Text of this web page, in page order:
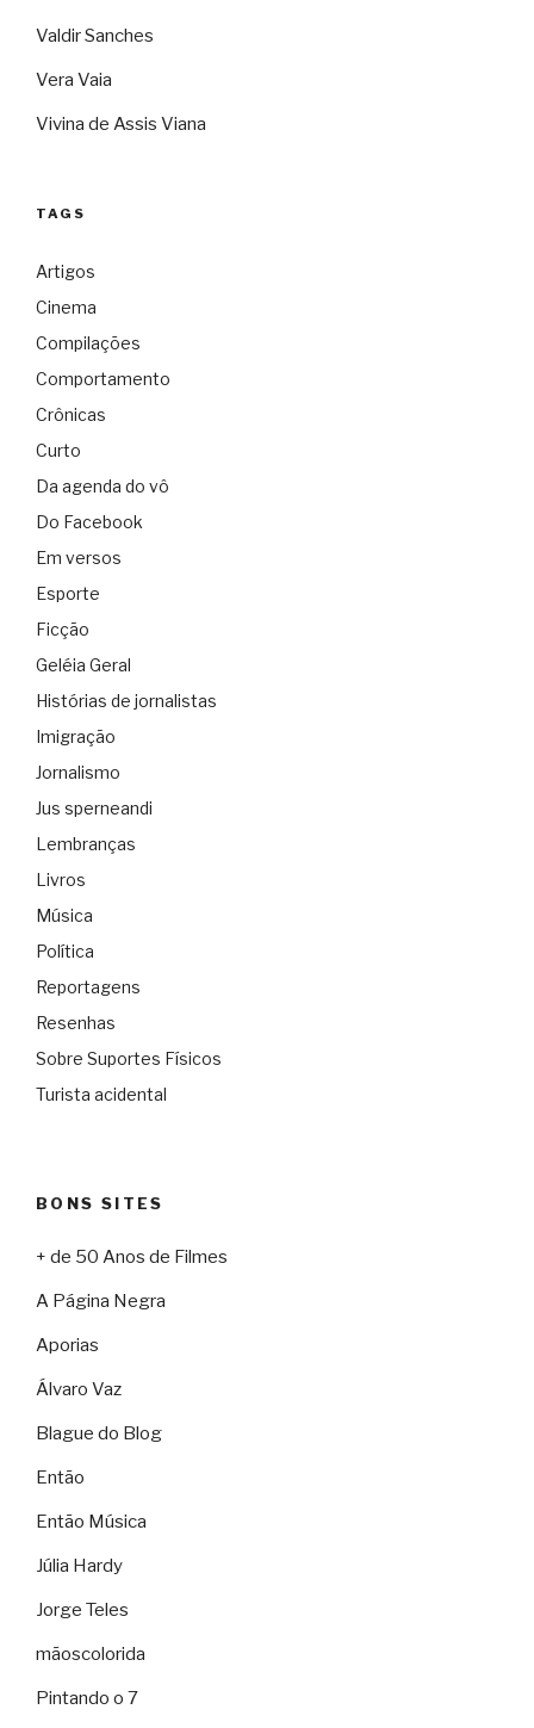
Valdir Sanches
Vera Vaia
Vivina de Assis Viana
TAGS
Artigos
Cinema
Compilações
Comportamento
Crônicas
Curto
Da agenda do vô
Do Facebook
Em versos
Esporte
Ficção
Geléia Geral
Histórias de jornalistas
Imigração
Jornalismo
Jus sperneandi
Lembranças
Livros
Música
Política
Reportagens
Resenhas
Sobre Suportes Físicos
Turista acidental
BONS SITES
+ de 50 Anos de Filmes
A Página Negra
Aporias
Álvaro Vaz
Blague do Blog
Então
Então Música
Júlia Hardy
Jorge Teles
mãoscolorida
Pintando o 7